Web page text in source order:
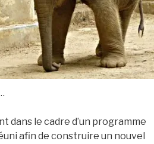
dans le cadre d’un programme
afin de construire un nouvel